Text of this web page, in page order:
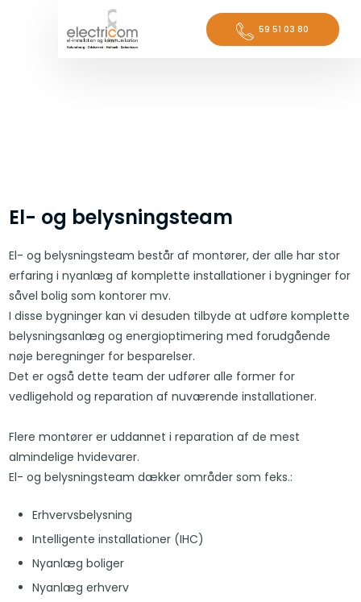
59 51 ​03 ​80
​El- og belysningsteam
El- og belysningsteam består af montører, der alle har stor
erfaring i nyanlæg af komplette installationer i bygninger for
såvel bolig som kontorer mv.
I disse bygninger kan vi desuden tilbyde at udføre komplette
belysningsanlæg og energioptimering med forudgående
nøje beregninger for besparelser.
Det er også dette team der udfører alle former for
vedligehold og reparation af nuværende installationer.
Flere montører er uddannet i reparation af de mest
almindelige hvidevarer.
El- og belysningsteam dækker områder som feks.:​
Erhvervsbelysning
Intelligente installationer (IHC)
Nyanlæg boliger
Nyanlæg erhverv